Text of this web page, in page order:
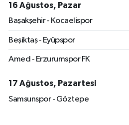
16 Ağustos, Pazar
Başakşehir - Kocaelispor
Beşiktaş - Eyüpspor
Amed - Erzurumspor FK
17 Ağustos, Pazartesi
Samsunspor - Göztepe